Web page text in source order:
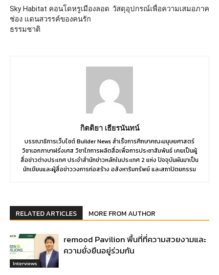
Sky Habitat คอนโดหรูเมืองลอด
ช่อง แดนสวรรค์ของคนรัก
ธรรมชาติ
วัสดุอุปกรณ์เพื่อความเสมอภาค
กิตติยา เธียรนันทน์
บรรณาธิการเว็บไซต์ Builder News สำเร็จการศึกษาคณะมนุษยศาสตร์
วิชาเอกภาษาฝรั่งเศส วิชาโทการผลิตสื่อเพื่อการประชาสัมพันธ์ เคยเป็นผู้
สื่อข่าวต่างประเทศ ประจำสำนักข่าวหลักในประเทศ 2 แห่ง ปัจจุบันผันมาเป็น
นักเขียนและผู้สื่อข่าววงการก่อสร้าง อสังหาริมทรัพย์ และสถาปัตยกรรม
RELATED ARTICLES MORE FROM AUTHOR
Interviews
remood Pavilion พื้นที่ที่ความสวยงามและ
ความยั่งยืนอยู่ร่วมกัน